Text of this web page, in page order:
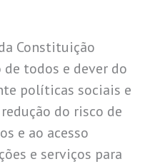
Constituição
todos e dever do
políticas sociais e
do risco de
e ao acesso
e serviços para